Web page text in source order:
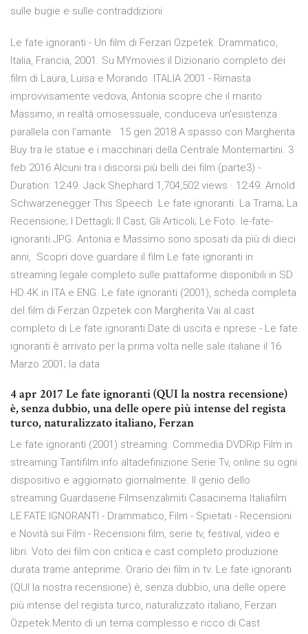
sulle bugie e sulle contraddizioni
Le fate ignoranti - Un film di Ferzan Ozpetek. Drammatico,
Italia, Francia, 2001. Su MYmovies il Dizionario completo dei
film di Laura, Luisa e Morando ITALIA 2001 - Rimasta
improvvisamente vedova, Antonia scopre che il marito
Massimo, in realtà omosessuale, conduceva un'esistenza
parallela con l'amante 15 gen 2018 A spasso con Margherita
Buy tra le statue e i macchinari della Centrale Montemartini. 3
feb 2016 Alcuni tra i discorsi più belli dei film (parte3) -
Duration: 12:49. Jack Shephard 1,704,502 views · 12:49. Arnold
Schwarzenegger This Speech Le fate ignoranti. La Trama; La
Recensione; I Dettagli; Il Cast; Gli Articoli; Le Foto. le-fate-
ignoranti.JPG. Antonia e Massimo sono sposati da più di dieci
anni, Scopri dove guardare il film Le fate ignoranti in
streaming legale completo sulle piattaforme disponibili in SD
HD 4K in ITA e ENG. Le fate ignoranti (2001), scheda completa
del film di Ferzan Ozpetek con Margherita Vai al cast
completo di Le fate ignoranti Date di uscita e riprese - Le fate
ignoranti è arrivato per la prima volta nelle sale italiane il 16
Marzo 2001; la data
4 apr 2017 Le fate ignoranti (QUI la nostra recensione)
è, senza dubbio, una delle opere più intense del regista
turco, naturalizzato italiano, Ferzan
Le fate ignoranti (2001) streaming. Commedia DVDRip Film in
streaming Tantifilm.info altadefinizione Serie Tv, online su ogni
dispositivo e aggiornato giornalmente. Il genio dello
streaming Guardaserie Filmsenzalimiti Casacinema Italiafilm
LE FATE IGNORANTI - Drammatico, Film - Spietati - Recensioni
e Novità sui Film - Recensioni film, serie tv, festival, video e
libri. Voto dei film con critica e cast completo produzione
durata trame anteprime. Orario dei film in tv. Le fate ignoranti
(QUI la nostra recensione) è, senza dubbio, una delle opere
più intense del regista turco, naturalizzato italiano, Ferzan
Özpetek.Merito di un tema complesso e ricco di Cast